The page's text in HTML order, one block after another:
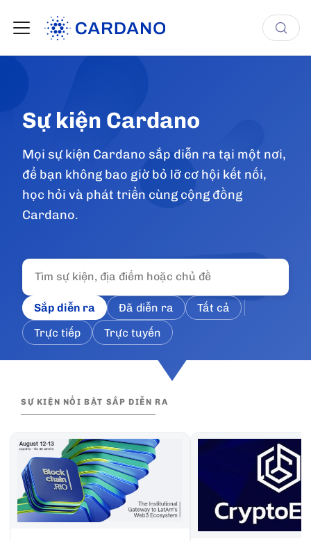
Sự kiện Cardano
Mọi sự kiện Cardano sắp diễn ra tại một nơi,
để bạn không bao giờ bỏ lỡ cơ hội kết nối,
học hỏi và phát triển cùng cộng đồng
Cardano.
Sắp diễn ra Đã diễn ra
Tất cả
Trực tiếp
Trực tuyến
SỰ KIỆN NỔI BẬT SẮP DIỄN RA